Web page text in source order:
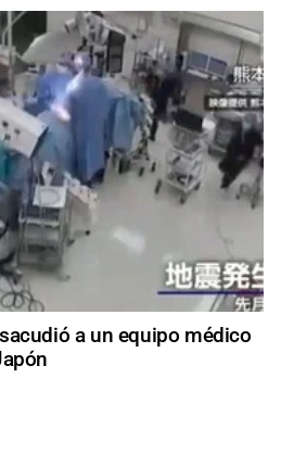
a un equipo médico